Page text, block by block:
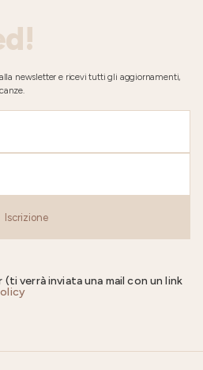
newsletter e ricevi tutti gli aggiornamenti,
Iscrizione
verrà inviata una mail con un link